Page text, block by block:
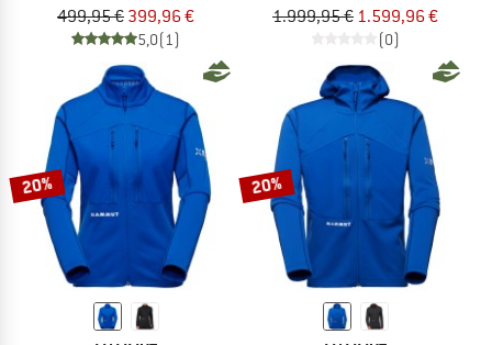
499,95 € 399,96 €
5,0(1)
1.999,95 € 1.599,96 €
(0)
20% 20%